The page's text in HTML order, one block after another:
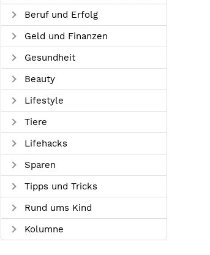
Beruf und Erfolg
Geld und Finanzen
Gesundheit
Beauty
Lifestyle
Tiere
Lifehacks
Sparen
Tipps und Tricks
Rund ums Kind
Kolumne